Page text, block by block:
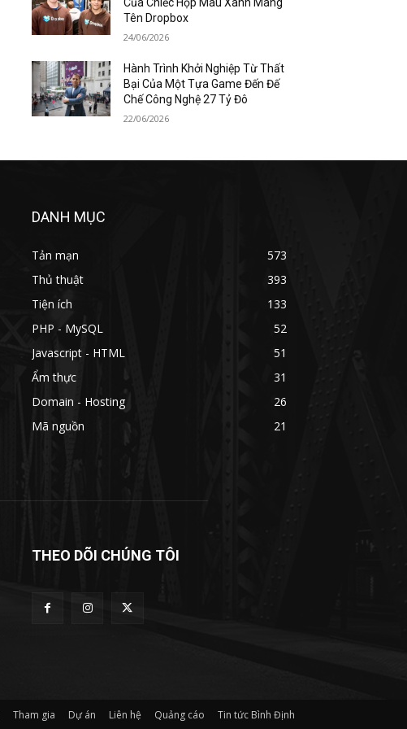
Tên Dropbox
24/06/2026
Hành Trình Khởi Nghiệp Từ Thất
Bại Của Một Tựa Game Đến Đế
Chế Công Nghệ 27 Tỷ Đô
22/06/2026
DANH MỤC
Tản mạn
573
Thủ thuật
393
Tiện ích
133
PHP - MySQL
52
Javascript - HTML
51
Ẩm thực
31
Domain - Hosting
26
Mã nguồn
21
THEO DÕI CHÚNG TÔI
Tham gia Dự án Liên hệ Quảng cáo Tin tức Bình Định